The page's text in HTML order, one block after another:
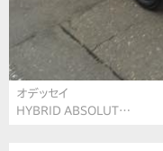
オデッセイ
HYBRID ABSOLUT…